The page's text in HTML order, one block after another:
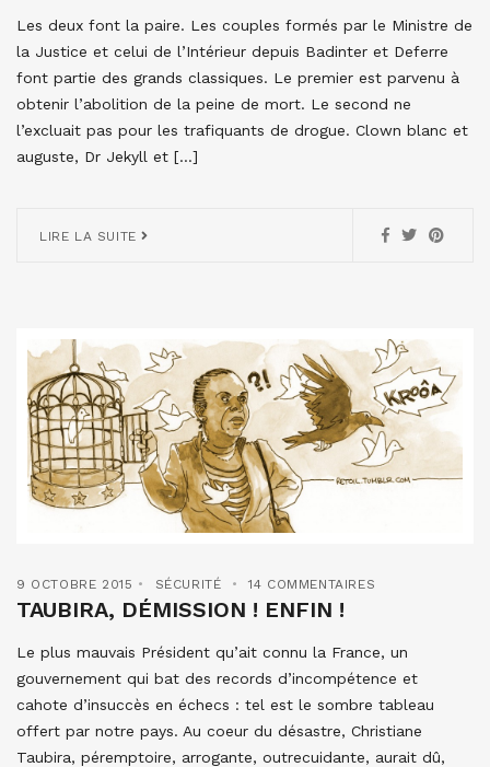
Les deux font la paire. Les couples formés par le Ministre de
la Justice et celui de l’Intérieur depuis Badinter et Deferre
font partie des grands classiques. Le premier est parvenu à
obtenir l’abolition de la peine de mort. Le second ne
l’excluait pas pour les trafiquants de drogue. Clown blanc et
auguste, Dr Jekyll et […]
LIRE LA SUITE
9 OCTOBRE 2015 SÉCURITÉ 14 COMMENTAIRES
TAUBIRA, DÉMISSION ! ENFIN !
Le plus mauvais Président qu’ait connu la France, un
gouvernement qui bat des records d’incompétence et
cahote d’insuccès en échecs : tel est le sombre tableau
offert par notre pays. Au coeur du désastre, Christiane
Taubira, péremptoire, arrogante, outrecuidante, aurait dû,